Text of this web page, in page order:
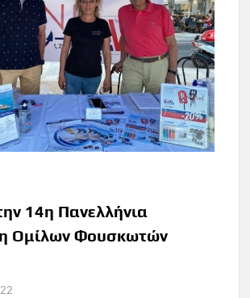
14η Πανελλήνια
Ομίλων Φουσκωτών